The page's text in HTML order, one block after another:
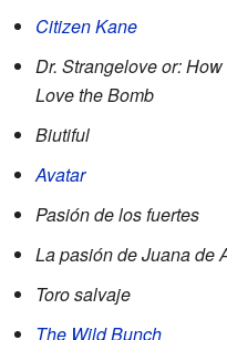
Citizen Kane
Dr. Strangelove or:
Love the Bomb
Biutiful
Avatar
Pasión de los fuertes
La pasión de Juana de
Toro salvaje
The Wild Bunch